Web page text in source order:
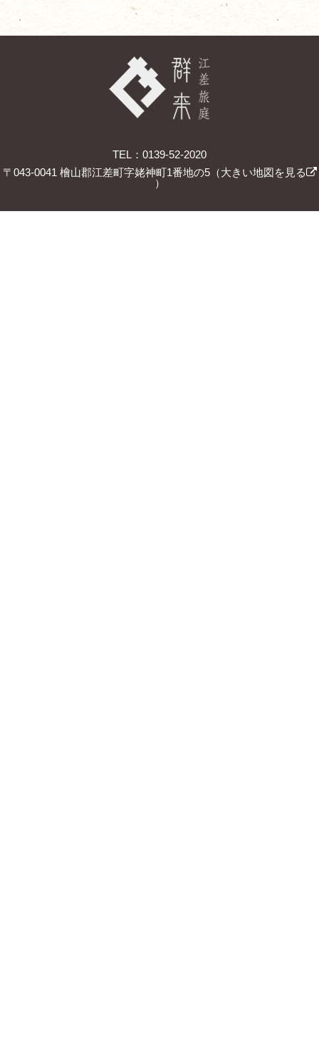
TEL：0139-52-2020
〒043-0041 檜山郡江差町字姥神町1番地の5（大きい地図を見る
）